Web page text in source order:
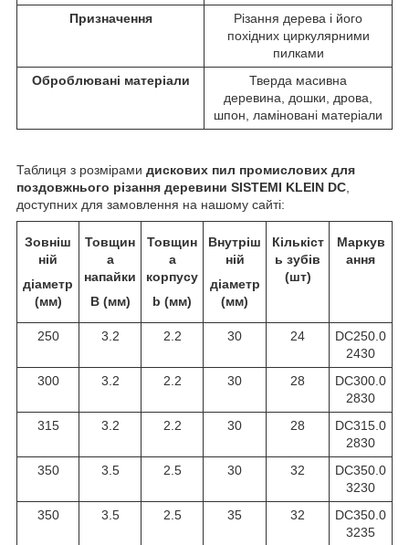
Призначення
Різання дерева і його
похідних циркулярними
пилками
Оброблювані матеріали
Тверда масивна
деревина, дошки, дрова,
шпон, ламіновані матеріали
Таблиця з розмірами дискових пил промислових для
поздовжнього різання деревини SISTEMI KLEIN DC,
доступних для замовлення на нашому сайті:
Зовніш
ній
діаметр
(мм)
Товщин
а
напайки
B (мм)
Товщин
а
корпусу
b (мм)
Внутріш
ній
діаметр
(мм)
Кількіст
ь зубів
(шт)
Маркув
ання
250 3.2 2.2 30 24
DC250.0
2430
300
3.2 2.2 30 28
DC300.0
2830
315
3.2 2.2 30 28
DC315.0
2830
350
3.5 2.5 30 32
DC350.0
3230
350
3.5 2.5 35 32
DC350.0
3235